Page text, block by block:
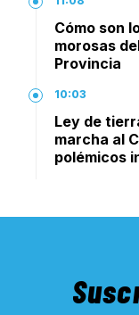
Cómo son
morosas
Provincia
10:03
Ley de
marcha al
polémicos